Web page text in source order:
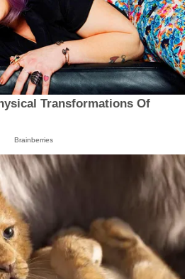
Transformations Of
Brainberries